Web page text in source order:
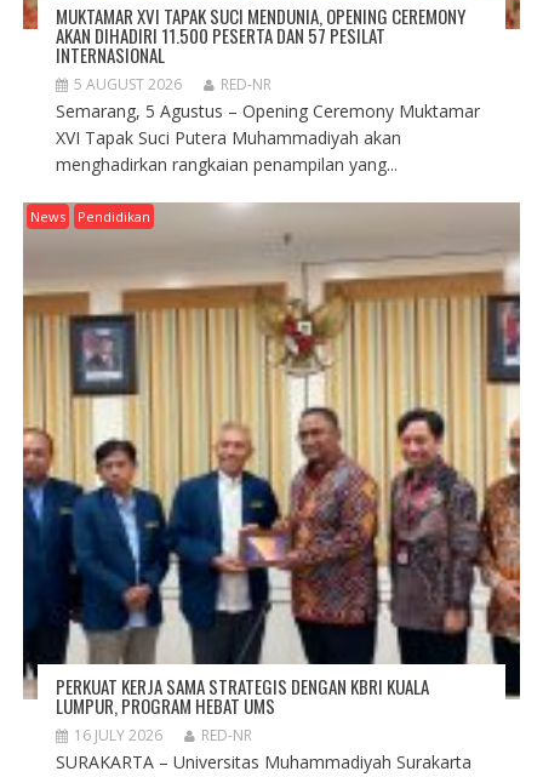
MUKTAMAR XVI TAPAK SUCI MENDUNIA, OPENING CEREMONY
AKAN DIHADIRI 11.500 PESERTA DAN 57 PESILAT
INTERNASIONAL
5 AUGUST 2026 RED-NR
Semarang, 5 Agustus – Opening Ceremony Muktamar
XVI Tapak Suci Putera Muhammadiyah akan
menghadirkan rangkaian penampilan yang...
News Pendidikan
PERKUAT KERJA SAMA STRATEGIS DENGAN KBRI KUALA
LUMPUR, PROGRAM HEBAT UMS
16 JULY 2026 RED-NR
SURAKARTA – Universitas Muhammadiyah Surakarta